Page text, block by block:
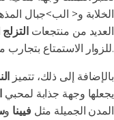
الخلابة و< الب>جبال
العديد من منتجعات التزلج
للزوار الاستمتاع بتجارب ممتعة في الثلوج.
بالإضافة إلى ذلك، تتميز
يجعلها وجهة جذابة لمحبي
المدن الجميلة مثل فيينا و